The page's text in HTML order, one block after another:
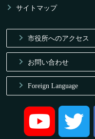
サイトマップ
市役所へのアクセス
お問い合わせ
Foreign Language